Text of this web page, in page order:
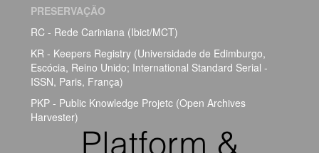
PRESERVAÇÃO
RC - Rede Cariniana (Ibict/MCT)
KR - Keepers Registry (Universidade de Edimburgo,
Escócia, Reino Unido; International Standard Serial -
ISSN, Paris, França)
PKP - Public Knowledge Projetc (Open Archives
Harvester)